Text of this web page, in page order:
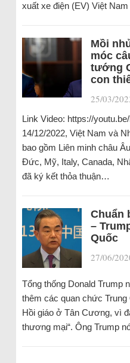
xuất xe điện (EV) Việt
Mồi
móc
tướng
con
25/03/
Link Video: https://
14/12/2022, Việt Nam và
bao gồm Liên minh châu
Đức, Mỹ, Italy, Canada,
đã ký kết thỏa thuận…
Chuẩn
–
Quốc
27/06/
Tổng thống Donald Trump
thêm các quan chức
Hồi giáo ở Tân Cương, vì
thương mại“. Ông Trump